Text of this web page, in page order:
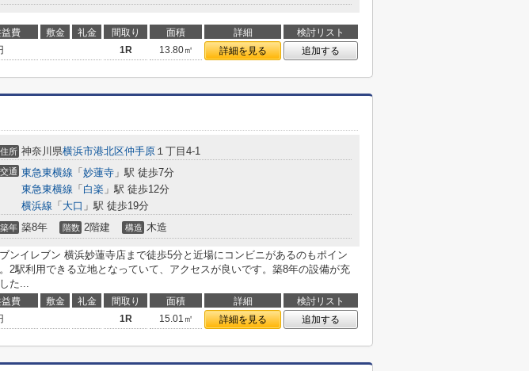
費 敷金 礼金 間取り 面積 詳細
検討リスト
1R 13.80㎡ 詳細を見る 追加する
住所 神奈川県横浜市港北区仲手原 １丁目4-1
交通 東急東横線 「 妙蓮寺 」駅 徒歩7分
東急東横線 「 白楽 」駅 徒歩12分
横浜線 「 大口 」駅 徒歩19分
築年 築8年 階数 2階建 構造 木造
ンイレブン 横浜妙蓮寺店まで徒歩5分と近場にコンビニがあるのもポイン
。2駅利用できる立地となっていて、アクセスが良いです。築8年の設備が充
た...
費 敷金 礼金 間取り 面積 詳細
検討リスト
1R 15.01㎡ 詳細を見る 追加する